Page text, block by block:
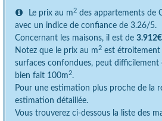
Le prix au m 2 des appartements de
avec un indice de confiance de 3.26/5.
Concernant les maisons, il est de
Notez que le prix au m 2 est étroitement
surfaces confondues, peut
bien fait 100m 2.
Pour une estimation plus proche de la
estimation détaillée.
Vous trouverez ci-dessous la liste des